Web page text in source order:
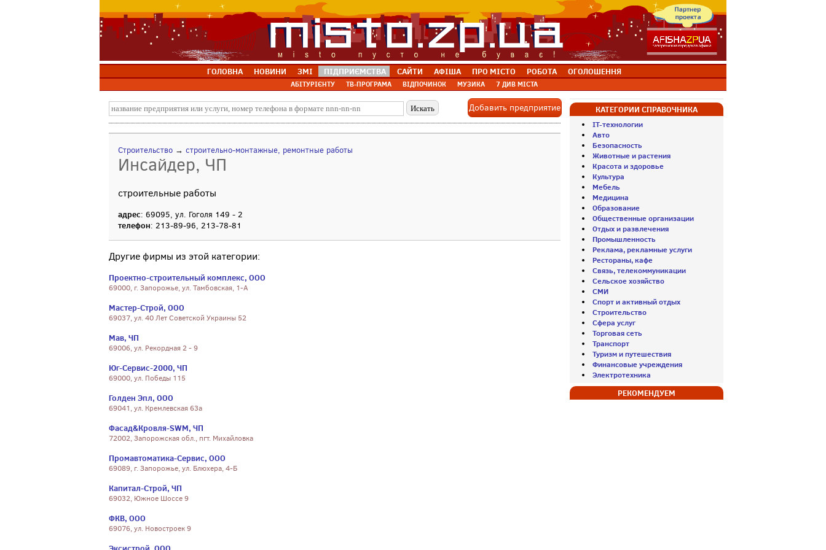
ГОЛОВНА НОВИНИ ЗМІ ПІДПРИЄМСТВА САЙТИ АФІША ПРО МІСТО РОБОТА ОГОЛОШЕННЯ
АБІТУРІЄНТУ ТВ-ПРОГРАМА ВІДПОЧИНОК МУЗИКА 7 ДИВ МІСТА
Добавить предприятие
Строительство → строительно-монтажные, ремонтные работы
Инсайдер, ЧП
строительные работы
адрес: 69095, ул. Гоголя 149 - 2
телефон: 213-89-96, 213-78-81
Другие фирмы из этой категории:
Проектно-строительный комплекс, ООО
69000, г. Запорожье, ул. Тамбовская, 1-А
Мастер-Строй, ООО
69037, ул. 40 Лет Советской Украины 52
Мав, ЧП
69006, ул. Рекордная 2 - 9
Юг-Сервис-2000, ЧП
69000, ул. Победы 115
Голден Эпл, ООО
69041, ул. Кремлевская 63а
Фасад&Кровля-SWM, ЧП
72002, Запорожская обл., пгт. Михайловка
Промавтоматика-Сервис, ООО
69089, г. Запорожье, ул. Блюхера, 4-Б
Капитал-Строй, ЧП
69032, Южное Шоссе 9
ФКВ, ООО
69076, ул. Новостроек 9
КАТЕГОРИИ СПРАВОЧНИКА
IT-технологии
Авто
Безопасность
Животные и растения
Красота и здоровье
Культура
Мебель
Медицина
Образование
Общественные организации
Отдых и развлечения
Промышленность
Реклама, рекламные услуги
Рестораны, кафе
Связь, телекоммуникации
Сельское хозяйство
СМИ
Спорт и активный отдых
Строительство
Сфера услуг
Торговая сеть
Транспорт
Туризм и путешествия
Финансовые учреждения
Электротехника
РЕКОМЕНДУЕМ